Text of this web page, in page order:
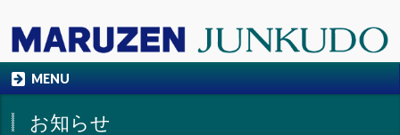
MENU
お知らせ